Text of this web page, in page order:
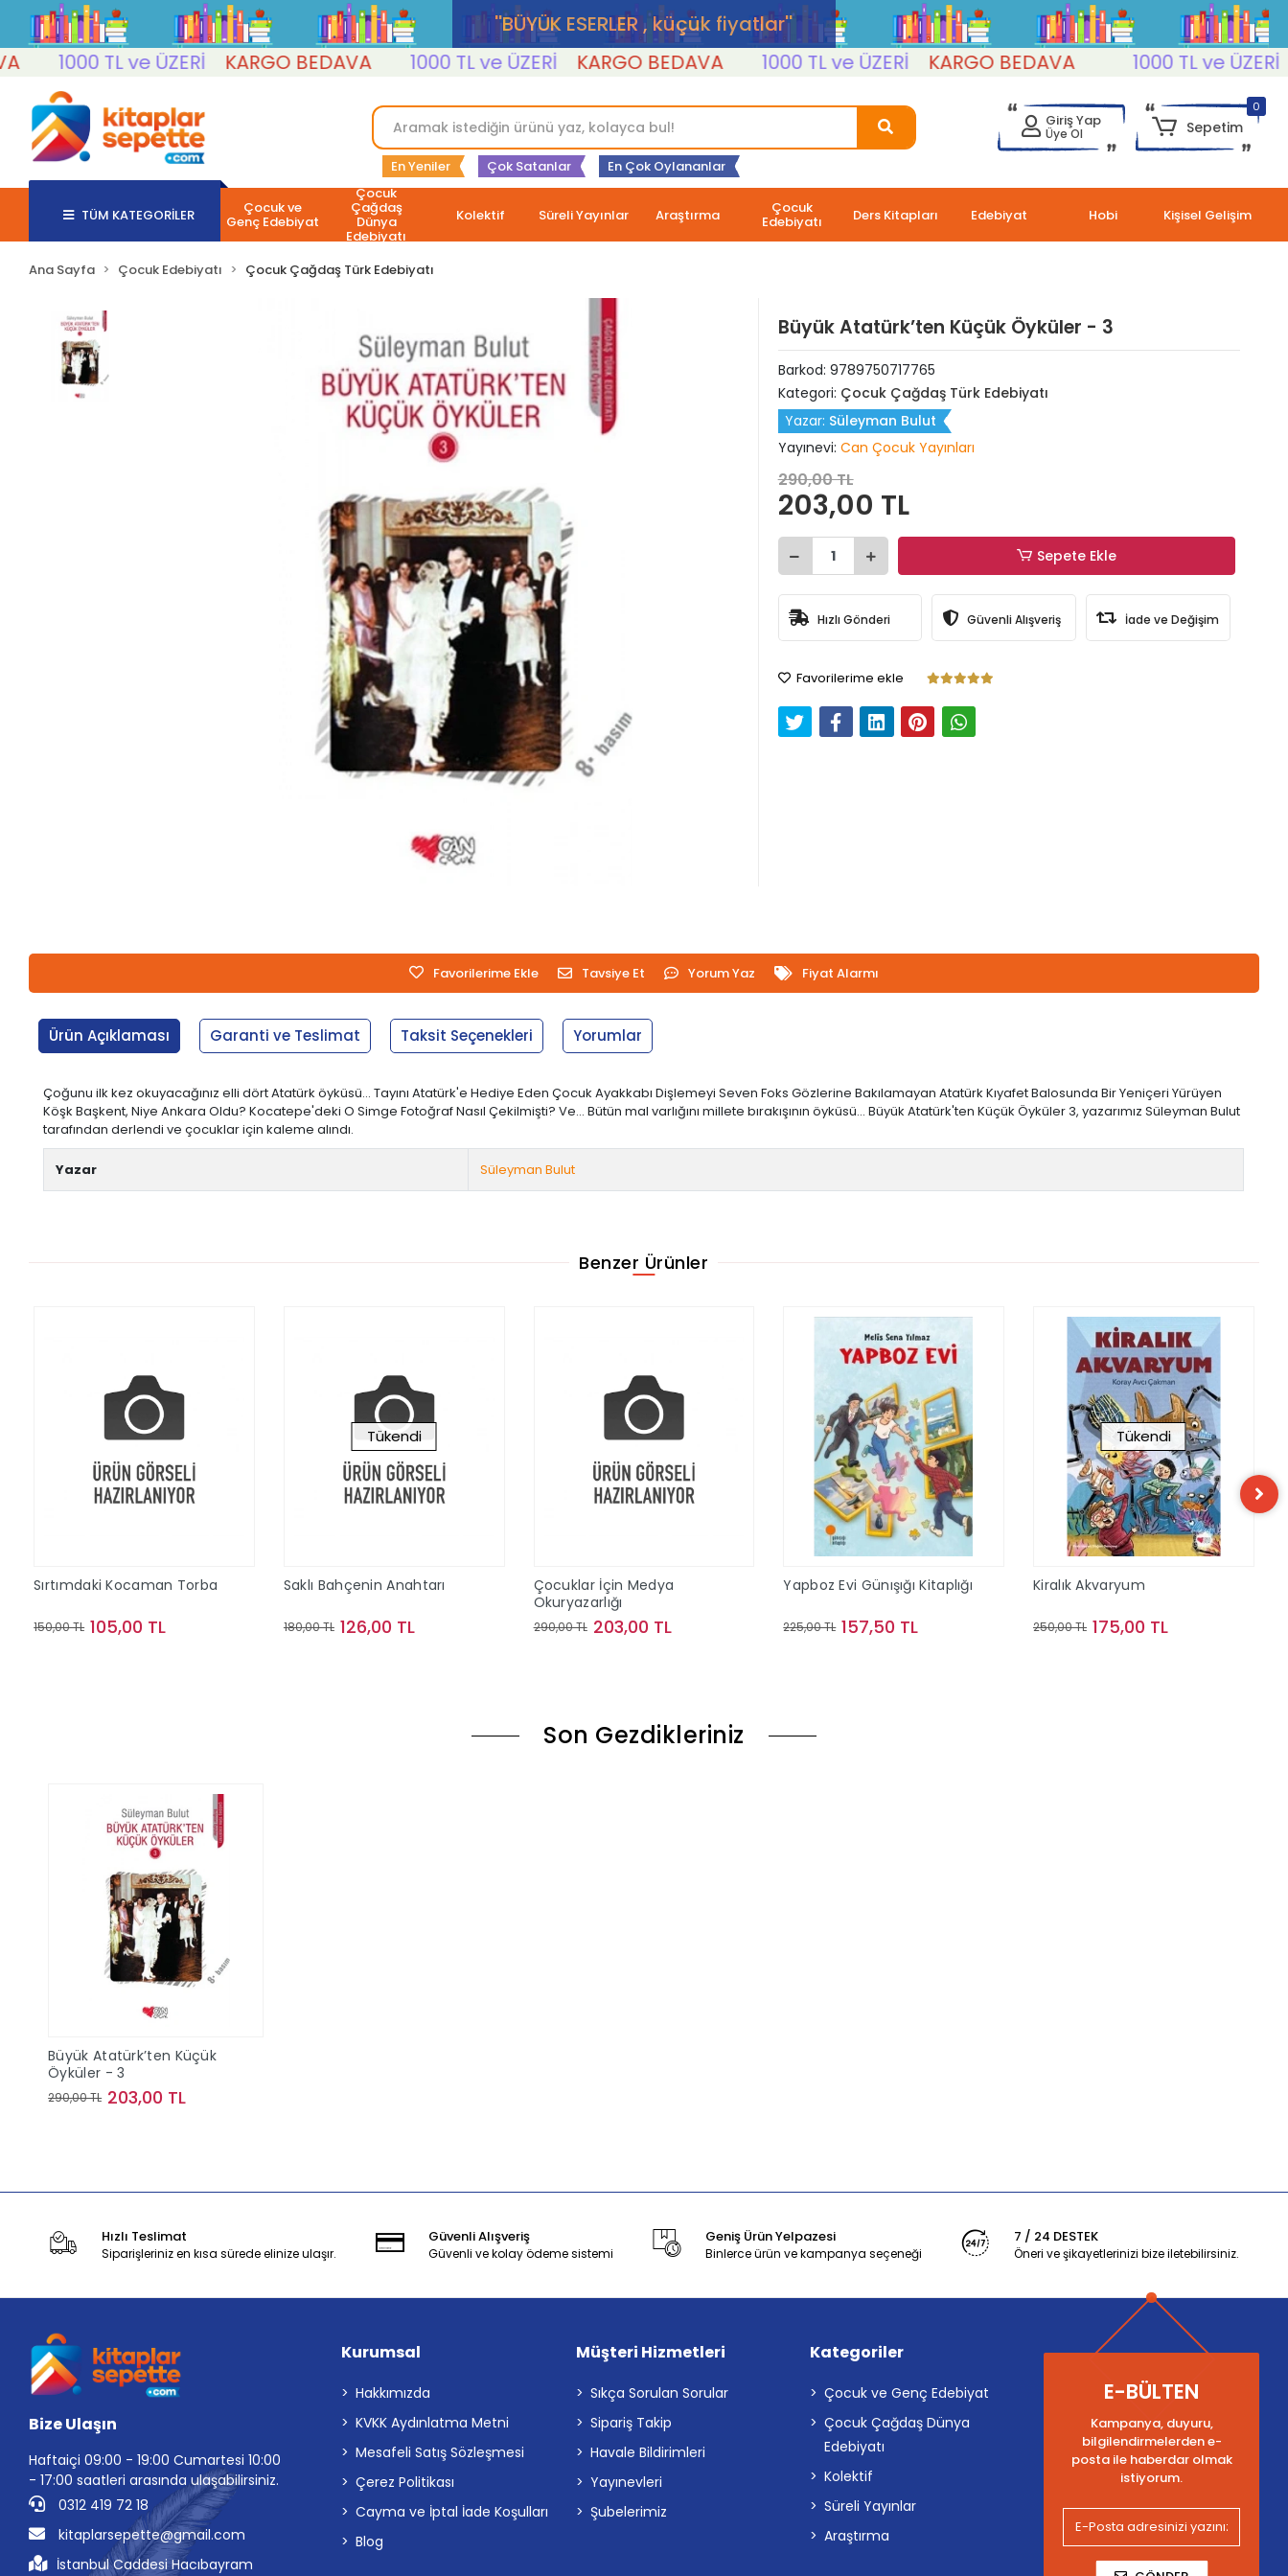
''BÜYÜK ESERLER , küçük fiyatlar''
1000 TL ve ÜZERİ
KARGO BEDAVA 1000 TL ve ÜZERİ KARGO BEDAVA 1000 TL ve ÜZERİ KARGO BEDAVA 1000 TL ve ÜZERİ
En Yeniler Çok Satanlar En Çok Oylananlar
Giriş Yap
Üye Ol
0
Sepetim
TÜM KATEGORİLER Çocuk ve
Genç Edebiyat
Çocuk
Çağdaş
Dünya
Edebiyatı
Kolektif Süreli Yayınlar Araştırma Çocuk
Edebiyatı Ders Kitapları Edebiyat Hobi Kişisel Gelişim
Ana Sayfa Çocuk Edebiyatı Çocuk Çağdaş Türk Edebiyatı
Büyük Atatürk’ten Küçük Öyküler - 3
Barkod: 9789750717765
Kategori: Çocuk Çağdaş Türk Edebiyatı
Yazar: Süleyman Bulut
Yayınevi: Can Çocuk Yayınları
290,00 TL
203,00 TL
Sepete Ekle
Hızlı Gönderi Güvenli Alışveriş İade ve Değişim
Favorilerime ekle
Favorilerime Ekle Tavsiye Et Yorum Yaz Fiyat Alarmı
Ürün Açıklaması Garanti ve Teslimat Taksit Seçenekleri Yorumlar
Çoğunu ilk kez okuyacağınız elli dört Atatürk öyküsü... Tayını Atatürk'e Hediye Eden Çocuk Ayakkabı Dişlemeyi Seven Foks Gözlerine Bakılamayan Atatürk Kıyafet Balosunda Bir Yeniçeri Yürüyen
Köşk Başkent, Niye Ankara Oldu? Kocatepe'deki O Simge Fotoğraf Nasıl Çekilmişti? Ve... Bütün mal varlığını millete bırakışının öyküsü... Büyük Atatürk'ten Küçük Öyküler 3, yazarımız Süleyman Bulut
tarafından derlendi ve çocuklar için kaleme alındı.
Yazar Süleyman Bulut
Benzer Ürünler
Sırtımdaki Kocaman Torba
150,00 TL 105,00 TL
Tükendi
Saklı Bahçenin Anahtarı
180,00 TL 126,00 TL
Çocuklar İçin Medya
Okuryazarlığı
290,00 TL 203,00 TL
Yapboz Evi Günışığı Kitaplığı
225,00 TL 157,50 TL
Tükendi
Kiralık Akvaryum
250,00 TL 175,00 TL
Son Gezdikleriniz
Büyük Atatürk’ten Küçük
Öyküler - 3
290,00 TL 203,00 TL
Hızlı Teslimat
Siparişleriniz en kısa sürede elinize ulaşır.
Güvenli Alışveriş
Güvenli ve kolay ödeme sistemi
Geniş Ürün Yelpazesi
Binlerce ürün ve kampanya seçeneği
7 / 24 DESTEK
Öneri ve şikayetlerinizi bize iletebilirsiniz.
Bize Ulaşın
Haftaiçi 09:00 - 19:00 Cumartesi 10:00
- 17:00 saatleri arasında ulaşabilirsiniz.
0312 419 72 18
kitaplarsepette@gmail.com
İstanbul Caddesi Hacıbayram
Kurumsal
Hakkımızda
KVKK Aydınlatma Metni
Mesafeli Satış Sözleşmesi
Çerez Politikası
Cayma ve İptal İade Koşulları
Blog
Müşteri Hizmetleri
Sıkça Sorulan Sorular
Sipariş Takip
Havale Bildirimleri
Yayınevleri
Şubelerimiz
Kategoriler
Çocuk ve Genç Edebiyat
Çocuk Çağdaş Dünya
Edebiyatı
Kolektif
Süreli Yayınlar
Araştırma
E-BÜLTEN
Kampanya, duyuru,
bilgilendirmelerden e-
posta ile haberdar olmak
istiyorum.